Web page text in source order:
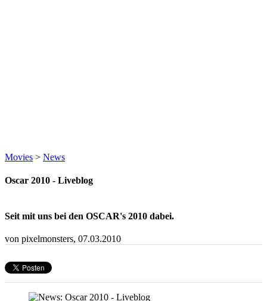
Movies > News
Oscar 2010 - Liveblog
Seit mit uns bei den OSCAR's 2010 dabei.
von pixelmonsters, 07.03.2010